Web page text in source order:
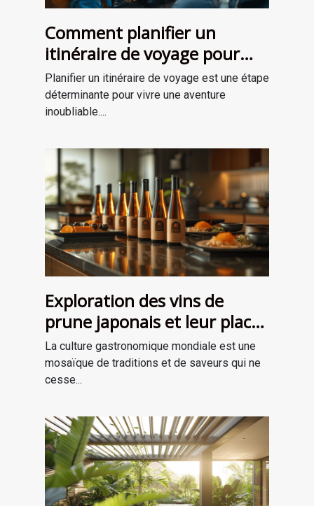
Comment planifier un
itinéraire de voyage pour
une aventure mémorable
Planifier un itinéraire de voyage est une étape
déterminante pour vivre une aventure
inoubliable....
Exploration des vins de
prune japonais et leur place
dans la gastronomie
moderne
La culture gastronomique mondiale est une
mosaïque de traditions et de saveurs qui ne
cesse...